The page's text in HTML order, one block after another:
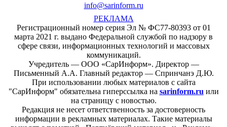
info@sarinform.ru
РЕКЛАМА
Регистрационный номер серия Эл № ФС77-80393 от 01
марта 2021 г. выдано Федеральной службой по надзору в
сфере связи, информационных технологий и массовых
коммуникаций.
Учредитель — ООО «СарИнформ». Директор —
Письменный А.А. Главный редактор — Спринчанэ Д.Ю.
При использовании любых материалов с сайта
"СарИнформ" обязательна гиперссылка на sarinform.ru или
на страницу с новостью.
Редакция не несет ответственность за достоверность
информации в рекламных материалах. Такие материалы